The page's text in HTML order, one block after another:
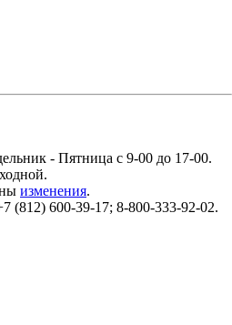
- Пятница с 9-00 до 17-00.
изменения.
(812) 600-39-17; 8-800-333-92-02.